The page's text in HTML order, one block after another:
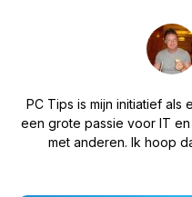
PC Tips is mijn initiatief als
een grote passie voor IT
met anderen. Ik hoop